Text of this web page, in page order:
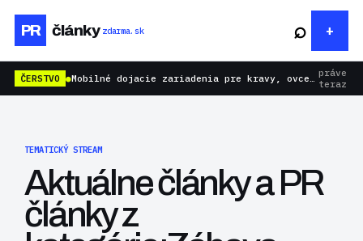
PR články zdarma.sk ⌕
ČERSTVO ● Mobilné dojacie zariadenia pre kravy, ovce aj kozy: rýchlejšie dojenie bez zbytočnej námahy práve
teraz
TEMATICKÝ STREAM
Aktuálne články a PR
články z